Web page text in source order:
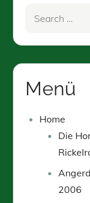
Menü
Home
Die
2006